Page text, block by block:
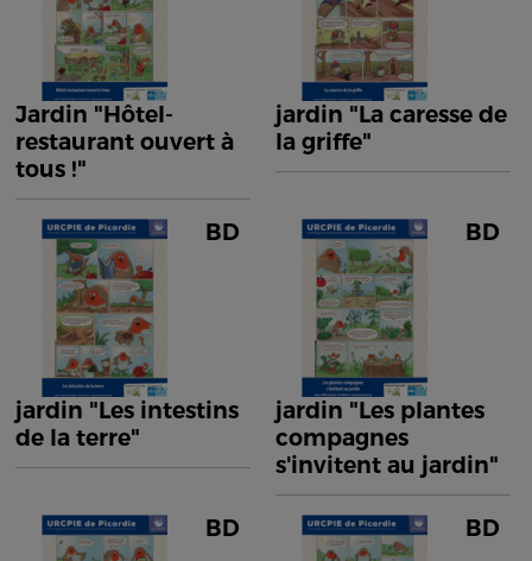
Jardin "Hôtel-
restaurant ouvert à
tous !"
jardin "La caresse de
la griffe"
BD
jardin "Les intestins
de la terre"
BD
jardin "Les plantes
compagnes
s'invitent au jardin"
BD BD